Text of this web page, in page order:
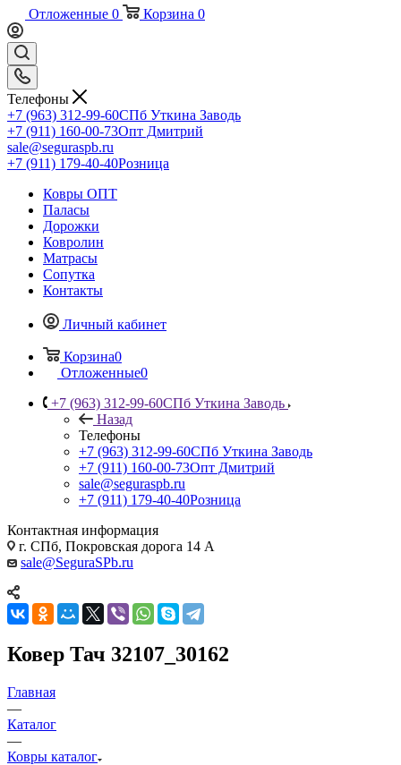
Отложенные 0 Корзина 0
Телефоны
+7 (963) 312-99-60СПб Уткина Заводь
+7 (911) 160-00-73Опт Дмитрий
sale@seguraspb.ru
+7 (911) 179-40-40Розница
Ковры ОПТ
Паласы
Дорожки
Ковролин
Матрасы
Сопутка
Контакты
Личный кабинет
Корзина0
Отложенные0
+7 (963) 312-99-60СПб Уткина Заводь
Назад
Телефоны
+7 (963) 312-99-60СПб Уткина Заводь
+7 (911) 160-00-73Опт Дмитрий
sale@seguraspb.ru
+7 (911) 179-40-40Розница
Контактная информация
г. СПб, Покровская дорога 14 А
sale@SeguraSPb.ru
Ковер Тач 32107_30162
Главная
—
Каталог
—
Ковры каталог